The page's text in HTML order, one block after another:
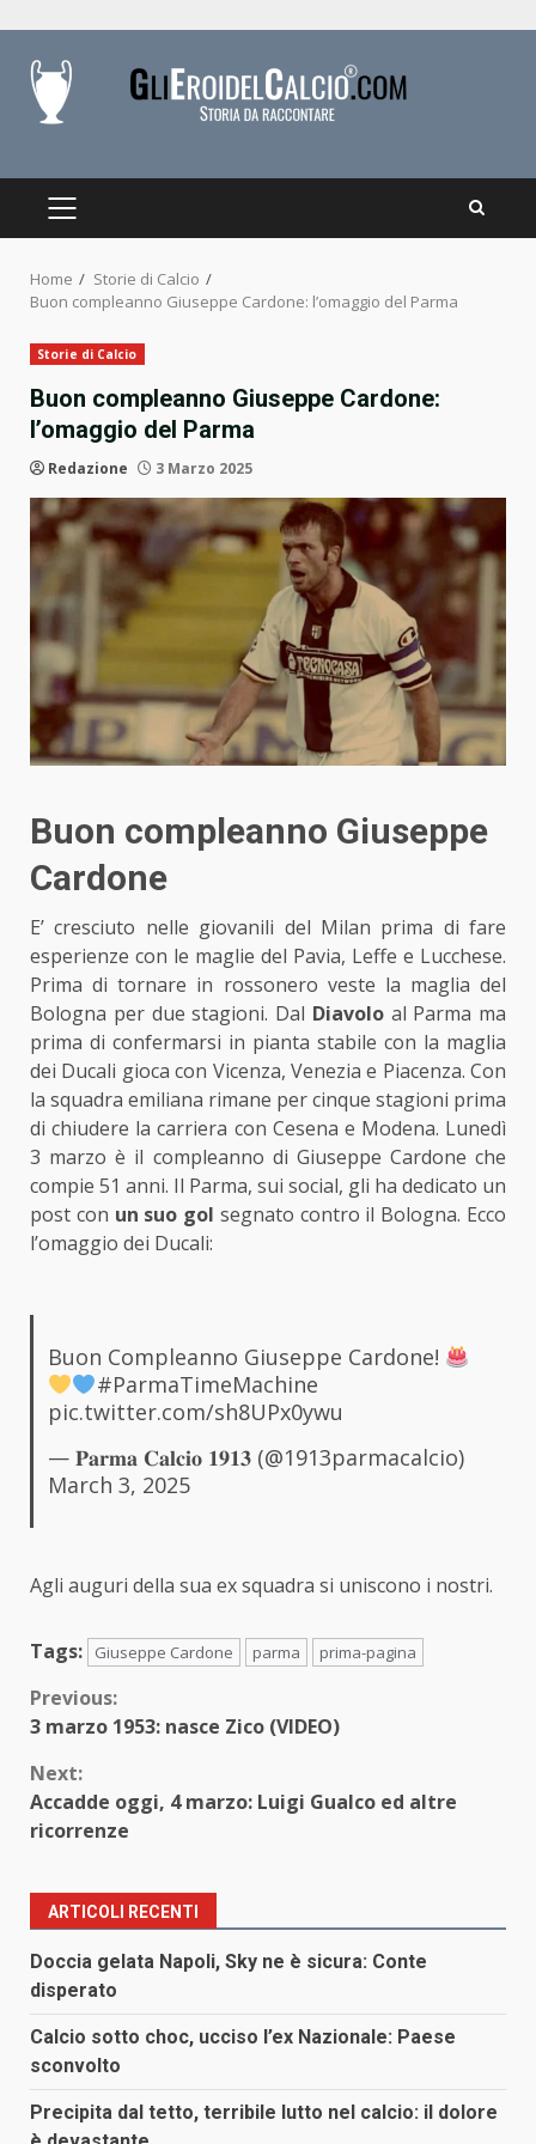
content
PRIMARY
Home
Storie di Calcio
Buon compleanno Giuseppe Cardone: l’omaggio del Parma
Storie di Calcio
Buon compleanno Giuseppe Cardone:
l’omaggio del Parma
Redazione 3 Marzo 2025
Buon compleanno Giuseppe
Cardone
E’ cresciuto nelle giovanili del Milan prima di fare
esperienze con le maglie del Pavia, Leffe e Lucchese.
Prima di tornare in rossonero veste la maglia del
Bologna per due stagioni. Dal Diavoloal Parma ma
prima di confermarsi in pianta stabile con la maglia
dei Ducali gioca con Vicenza, Venezia e Piacenza. Con
la squadra emiliana rimane per cinque stagioni prima
di chiudere la carriera con Cesena e Modena. Lunedì
3 marzo è il compleanno di Giuseppe Cardone che
compie 51 anni. Il Parma, sui social, gli ha dedicato un
post con un suo gol segnato contro il Bologna. Ecco
l’omaggio dei Ducali:
Buon Compleanno Giuseppe Cardone!
#ParmaTimeMachine
pic.twitter.com/sh8UPx0ywu
— 𝐏𝐚𝐫𝐦𝐚 𝐂𝐚𝐥𝐜𝐢𝐨 𝟏𝟗𝟏𝟑 (@1913parmacalcio)
March 3, 2025
Agli auguri della sua ex squadra si uniscono i nostri.
Tags: Giuseppe Cardone parma prima-pagina
Continue
Previous:
3 marzo 1953: nasce Zico (VIDEO)
Next:
Accadde oggi, 4 marzo: Luigi Gualco ed altre
ricorrenze
ARTICOLI RECENTI
Doccia gelata Napoli, Sky ne è sicura: Conte
disperato
Calcio sotto choc, ucciso l’ex Nazionale: Paese
sconvolto
Precipita dal tetto, terribile lutto nel calcio: il dolore